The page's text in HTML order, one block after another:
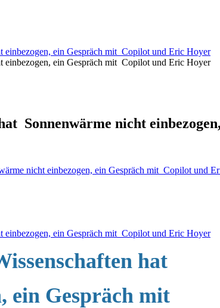
einbezogen, ein Gespräch mit Copilot und Eric Hoyer
einbezogen, ein Gespräch mit Copilot und Eric Hoyer
Sonnenwärme nicht
nicht einbezogen, ein Gespräch mit Copilot und
einbezogen, ein Gespräch mit Copilot und Eric Hoyer
hat
ein Gespräch mit